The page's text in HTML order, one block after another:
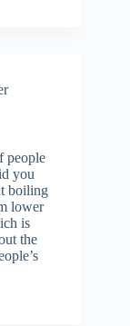
people
you
boiling
lower
is
the